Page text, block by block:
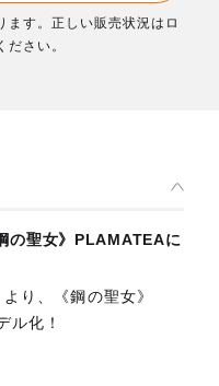
ます。正しい販売状況はロ
ださい。
の聖女》PLAMATEAに
り、《鋼の聖女》
ル化！